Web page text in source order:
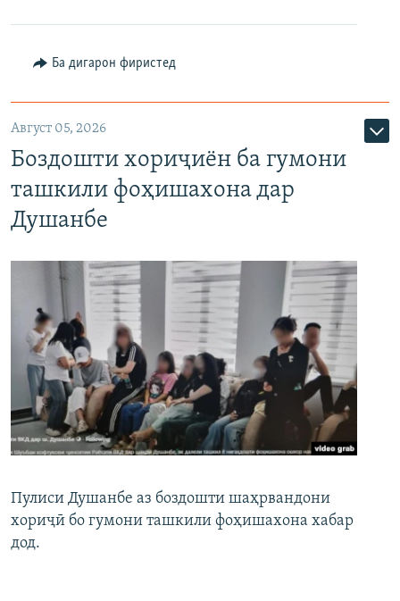
Ба дигарон фиристед
Август 05, 2026
Боздошти хориҷиён ба гумони
ташкили фоҳишахона дар
Душанбе
Пулиси Душанбе аз боздошти шаҳрвандони
хориҷӣ бо гумони ташкили фоҳишахона хабар
дод.